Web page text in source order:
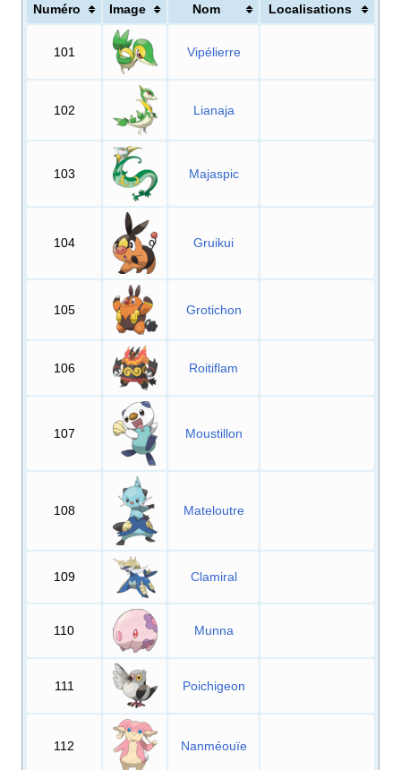
Numéro Image Nom Localisations
101 Vipélierre
102 Lianaja
103 Majaspic
104 Gruikui
105 Grotichon
106 Roitiflam
107 Moustillon
108 Mateloutre
109 Clamiral
110 Munna
111 Poichigeon
112 Nanméouïe